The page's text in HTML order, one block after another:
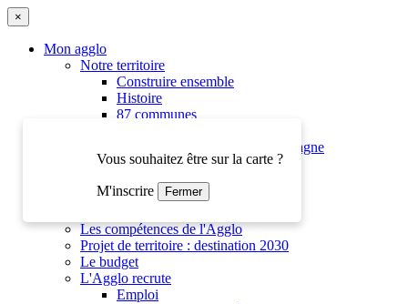
×
Mon agglo
Notre territoire
Construire ensemble
Histoire
87 communes
Destination portes de la Champagne
L'organisation de l'Agglo
Les élus
Les instances
Les compétences de l'Agglo
Projet de territoire : destination 2030
Le budget
L'Agglo recrute
Emploi
Vous souhaitez être sur la carte ?
M'inscrire Fermer